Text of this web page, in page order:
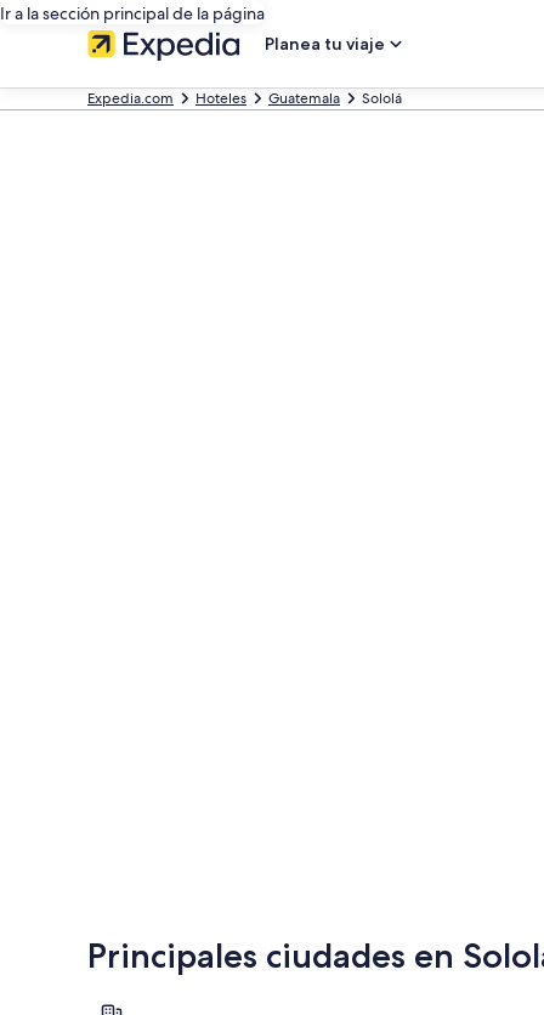
Ir a la sección principal de la página
Planea tu viaje
Expedia.com Hoteles Guatemala Sololá
Principales ciudades en
Panajachel